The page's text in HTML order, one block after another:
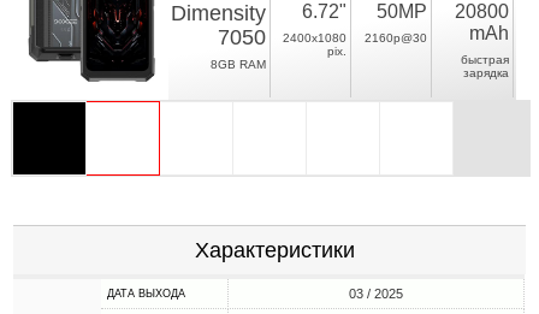
Dimensity
7050
8GB RAM
6.72"
2400x1080
pix.
50MP
2160p@30
20800
mAh
быстрая
зарядка
Характеристики
ДАТА ВЫХОДА 03 / 2025